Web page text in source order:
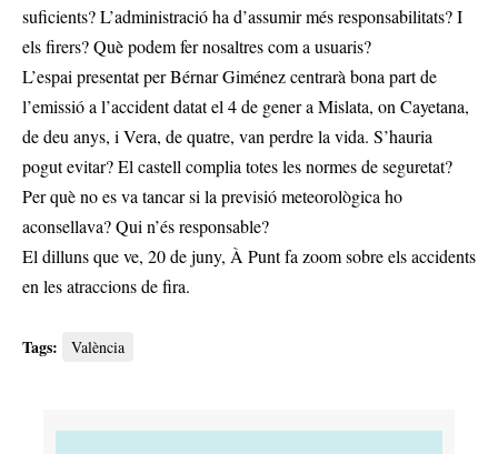
suficients? L’administració ha d’assumir més responsabilitats? I
els firers? Què podem fer nosaltres com a usuaris?
L’espai presentat per Bérnar Giménez centrarà bona part de
l’emissió a l’accident datat el 4 de gener a Mislata, on Cayetana,
de deu anys, i Vera, de quatre, van perdre la vida. S’hauria
pogut evitar? El castell complia totes les normes de seguretat?
Per què no es va tancar si la previsió meteorològica ho
aconsellava? Qui n’és responsable?
El dilluns que ve, 20 de juny, À Punt fa zoom sobre els accidents
en les atraccions de fira.
Tags: València